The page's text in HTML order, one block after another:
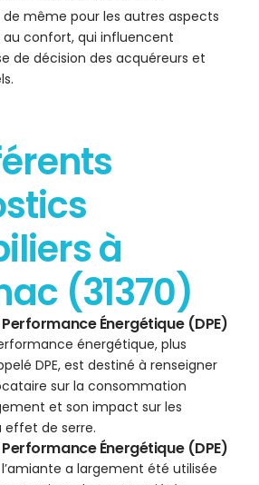
même pour les autres aspects
au confort, qui influencent
de décision des acquéreurs et
à
(31370)
Énergétique (DPE)
énergétique, plus
DPE, est destiné à renseigner
sur la consommation
et son impact sur les
effet de serre.
Énergétique (DPE)
l’amiante a largement été utilisée